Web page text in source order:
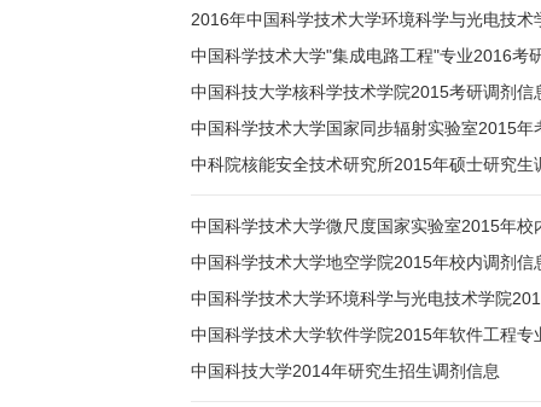
2016年中国科学技术大学环境科学与光电技术
中国科学技术大学"集成电路工程"专业2016考
中国科技大学核科学技术学院2015考研调剂信
中国科学技术大学国家同步辐射实验室2015年
中科院核能安全技术研究所2015年硕士研究生
中国科学技术大学微尺度国家实验室2015年校
中国科学技术大学地空学院2015年校内调剂信
中国科学技术大学环境科学与光电技术学院
中国科学技术大学软件学院2015年软件工程专
中国科技大学2014年研究生招生调剂信息